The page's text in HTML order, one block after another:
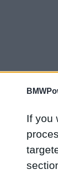
If you